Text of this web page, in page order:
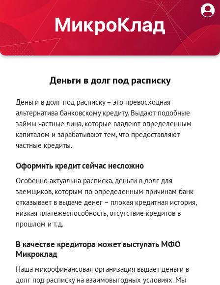
Деньги в долг под расписку
Деньги в долг под расписку – это превосходная
альтернатива банковскому кредиту. Выдают подобные
займы частные лица, которые владеют определенным
капиталом и зарабатывают тем, что предоставляют
частные кредиты.
Оформить кредит сейчас несложно
Особенно актуальна расписка, деньги в долг для
заемщиков, которым по определенным причинам банк
отказывает в выдаче денег – плохая кредитная история,
низкая платежеспособность, отсутствие кредитов в
прошлом и т.д.
В качестве кредитора может выступать МФО
Микроклад
Наша микрофинансовая организация выдает деньги в
долг под расписку на взаимовыгодных условиях. Мы